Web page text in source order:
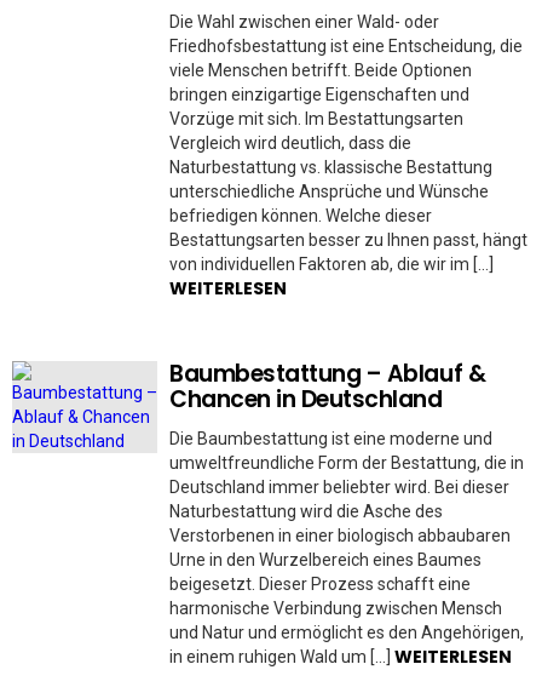
Die Wahl zwischen einer Wald- oder
Friedhofsbestattung ist eine Entscheidung, die
viele Menschen betrifft. Beide Optionen
bringen einzigartige Eigenschaften und
Vorzüge mit sich. Im Bestattungsarten
Vergleich wird deutlich, dass die
Naturbestattung vs. klassische Bestattung
unterschiedliche Ansprüche und Wünsche
befriedigen können. Welche dieser
Bestattungsarten besser zu Ihnen passt, hängt
von individuellen Faktoren ab, die wir im […]
WEITERLESEN
Baumbestattung – Ablauf &
Chancen in Deutschland
Die Baumbestattung ist eine moderne und
umweltfreundliche Form der Bestattung, die in
Deutschland immer beliebter wird. Bei dieser
Naturbestattung wird die Asche des
Verstorbenen in einer biologisch abbaubaren
Urne in den Wurzelbereich eines Baumes
beigesetzt. Dieser Prozess schafft eine
harmonische Verbindung zwischen Mensch
und Natur und ermöglicht es den Angehörigen,
in einem ruhigen Wald um […] WEITERLESEN